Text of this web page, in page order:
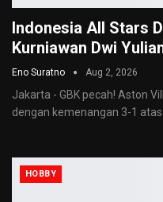
Indonesia All Stars
Kurniawan Dwi
Eno Suratno Aug 2, 2026
Jakarta - GBK pecah! Aston
dengan kemenangan 3-1 atas
HOBBY